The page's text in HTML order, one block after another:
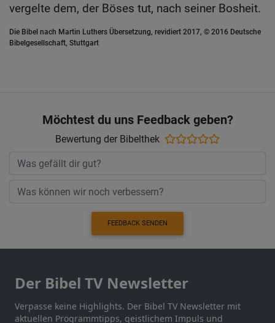
vergelte dem, der Böses tut, nach seiner Bosheit.
Die Bibel nach Martin Luthers Übersetzung, revidiert 2017, © 2016 Deutsche
Bibelgesellschaft, Stuttgart
Möchtest du uns Feedback geben?
Bewertung der Bibelthek
FEEDBACK SENDEN
Der Bibel TV Newsletter
Verpasse keine Highlights. Der Bibel TV Newsletter mit
aktuellen Programmtipps, geistlichem Impuls und